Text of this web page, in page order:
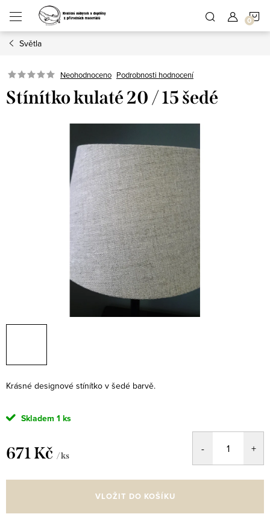
obsah
Světla
Neohodnoceno Podrobnosti hodnocení
Stínítko kulaté 20 / 15 šedé
Krásné designové stínítko v šedé barvě.
Skladem 1 ks
671 Kč / ks
cena:
VLOŽIT DO KOŠÍKU